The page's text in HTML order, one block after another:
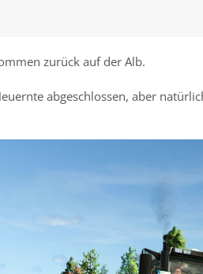
zurück auf der Alb.
abgeschlossen, aber